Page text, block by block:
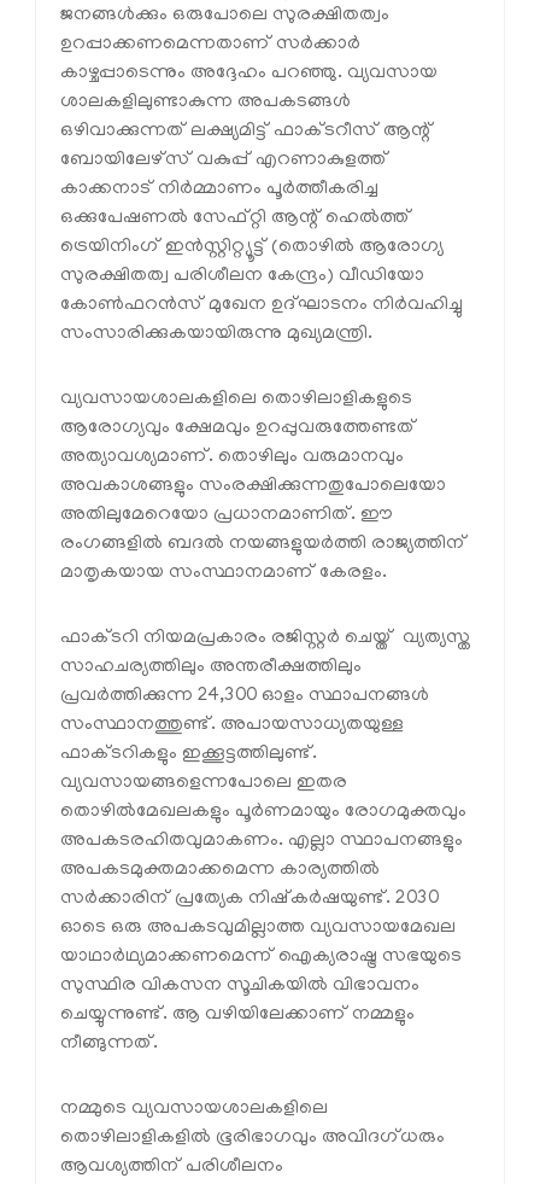
ജനങ്ങള്‍ക്കും ഒരുപോലെ സുരക്ഷിതത്വം
ഉറപ്പാക്കണമെന്നതാണ് സര്‍ക്കാര്‍
കാഴ്ചപ്പാടെന്നും അദ്ദേഹം പറഞ്ഞു. വ്യവസായ
ശാലകളിലുണ്ടാകുന്ന അപകടങ്ങള്‍
ഒഴിവാക്കുന്നത് ലക്ഷ്യമിട്ട് ഫാക്ടറീസ് ആന്റ്
ബോയിലേഴ്‌സ് വകുപ്പ് എറണാകുളത്ത്
കാക്കനാട് നിര്‍മ്മാണം പൂര്‍ത്തീകരിച്ച
ഒക്കുപേഷണല്‍ സേഫ്റ്റി ആന്റ് ഹെല്‍ത്ത്
ട്രെയിനിംഗ് ഇന്‍സ്റ്റിറ്റ്യൂട്ട് (തൊഴില്‍ ആരോഗ്യ
സുരക്ഷിതത്വ പരിശീലന കേന്ദ്രം) വീഡിയോ
കോണ്‍ഫറന്‍സ് മുഖേന ഉദ്ഘാടനം നിര്‍വഹിച്ചു
സംസാരിക്കുകയായിരുന്നു മുഖ്യമന്ത്രി.
വ്യവസായശാലകളിലെ തൊഴിലാളികളുടെ
ആരോഗ്യവും ക്ഷേമവും ഉറപ്പുവരുത്തേണ്ടത്
അത്യാവശ്യമാണ്. തൊഴിലും വരുമാനവും
അവകാശങ്ങളും സംരക്ഷിക്കുന്നതുപോലെയോ
അതിലുമേറെയോ പ്രധാനമാണിത്. ഈ
രംഗങ്ങളില്‍ ബദല്‍ നയങ്ങളുയര്‍ത്തി രാജ്യത്തിന്
മാതൃകയായ സംസ്ഥാനമാണ് കേരളം.
ഫാക്ടറി നിയമപ്രകാരം രജിസ്റ്റര്‍ ചെയ്ത് വ്യത്യസ്ത
സാഹചര്യത്തിലും അന്തരീക്ഷത്തിലും
പ്രവര്‍ത്തിക്കുന്ന 24,300 ഓളം സ്ഥാപനങ്ങള്‍
സംസ്ഥാനത്തുണ്ട്. അപായസാധ്യതയുള്ള
ഫാക്ടറികളും ഇക്കൂട്ടത്തിലുണ്ട്.
വ്യവസായങ്ങളെന്നപോലെ ഇതര
തൊഴില്‍മേഖലകളും പൂര്‍ണമായും രോഗമുക്തവും
അപകടരഹിതവുമാകണം. എല്ലാ സ്ഥാപനങ്ങളും
അപകടമുക്തമാക്കമെന്ന കാര്യത്തില്‍
സര്‍ക്കാരിന് പ്രത്യേക നിഷ്‌കര്‍ഷയുണ്ട്. 2030
ഓടെ ഒരു അപകടവുമില്ലാത്ത വ്യവസായമേഖല
യാഥാര്‍ഥ്യമാക്കണമെന്ന് ഐക്യരാഷ്ട്ര സഭയുടെ
സുസ്ഥിര വികസന സൂചികയില്‍ വിഭാവനം
ചെയ്യുന്നുണ്ട്. ആ വഴിയിലേക്കാണ് നമ്മളും
നീങ്ങുന്നത്.
നമ്മുടെ വ്യവസായശാലകളിലെ
തൊഴിലാളികളില്‍ ഭൂരിഭാഗവും അവിദഗ്ധരും
ആവശ്യത്തിന് പരിശീലനം